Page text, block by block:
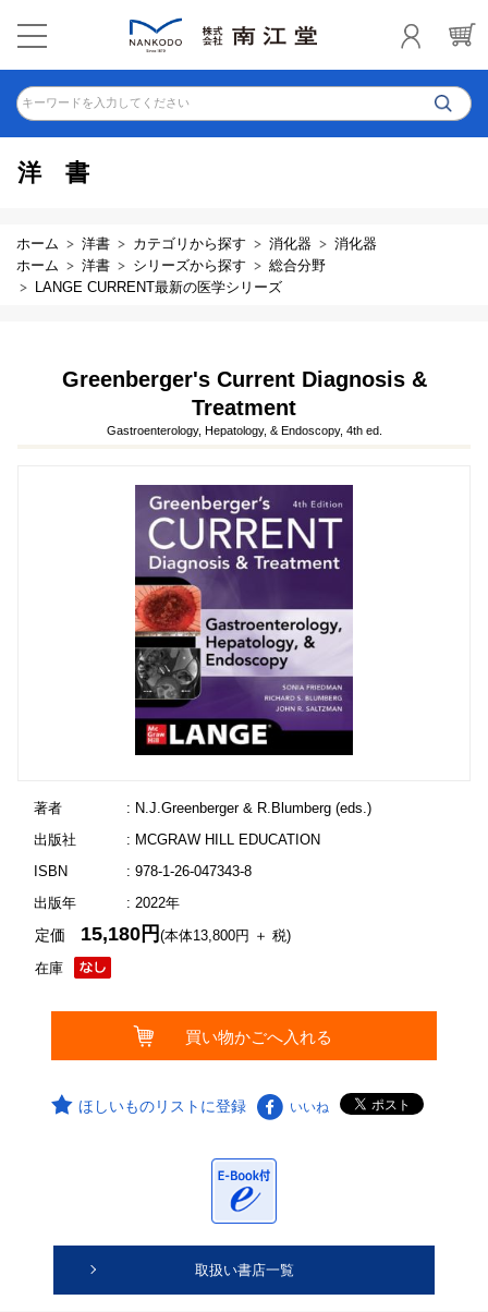
キーワードを入力してください
洋書
ホーム 洋書 カテゴリから探す 消化器
消化器
ホーム
洋書 シリーズから探す
総合分野
LANGE CURRENT最新の医学シリーズ
Greenberger's Current Diagnosis &
Treatment
Gastroenterology, Hepatology, & Endoscopy, 4th ed.
著者
: N.J.Greenberger & R.Blumberg (eds.)
出版社
: MCGRAW HILL EDUCATION
ISBN
: 978-1-26-047343-8
出版年
: 2022年
在庫
定価 15,180円(本体13,800円 ＋ 税)
ほしいものリストに登録 いいね
取扱い書店一覧